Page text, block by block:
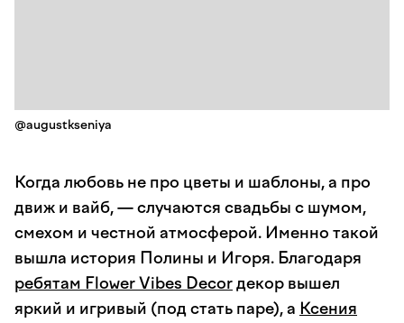
@augustkseniya
Когда любовь не про цветы и шаблоны, а про
движ и вайб, — случаются свадьбы с шумом,
смехом и честной атмосферой. Именно такой
вышла история Полины и Игоря. Благодаря
ребятам Flower Vibes Decorдекор вышел
яркий и игривый (под стать паре), а Ксения